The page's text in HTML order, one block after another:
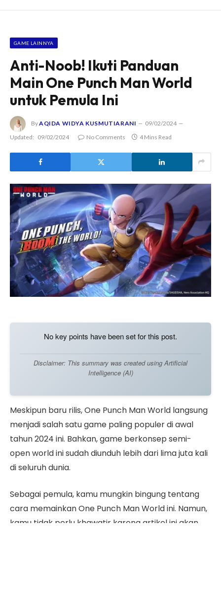
GAME LAINNYA
Anti-Noob! Ikuti Panduan
Main One Punch Man World
untuk Pemula Ini
ByAQIDA WIDYA KUSMUTIARANI
09/02/2024
Updated: 09/02/2024 No Comments 4 Mins Read
No key points have been set for this post.
Disclaimer: This summary was created using Artificial
Intelligence (AI)
Meskipun baru rilis, One Punch Man World langsung
menjadi salah satu game paling populer di awal
tahun 2024 ini. Bahkan, game berkonsep semi-
open world ini sudah diunduh lebih dari lima juta kali
di seluruh dunia.
Sebagai pemula, kamu mungkin bingung tentang
cara memainkan One Punch Man World ini. Namun,
kamu tidak perlu khawatir karena artikel ini akan